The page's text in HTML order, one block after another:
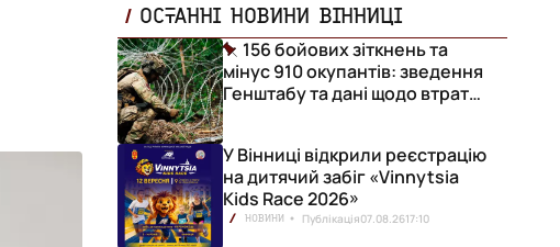
ОСТАННІ НОВИНИ ВІННИЦІ
156 бойових зіткнень та
мінус 910 окупантів: зведення
Генштабу та дані щодо втрат
У Вінниці відкрили реєстрацію
на дитячий забіг «Vinnytsia
Kids Race 2026»
НОВИНИ Публікація07.08.2617:10